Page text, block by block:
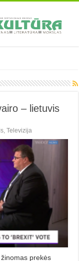
– lietuvis
,Televizija
prekės